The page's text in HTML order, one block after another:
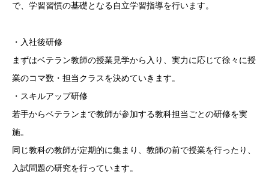
で、学習習慣の基礎となる自立学習指導を行います。
・入社後研修
まずはベテラン教師の授業見学から入り、実力に応じて徐々に授
業のコマ数・担当クラスを決めていきます。
・スキルアップ研修
若手からベテランまで教師が参加する教科担当ごとの研修を実
施。
同じ教科の教師が定期的に集まり、教師の前で授業を行ったり、
入試問題の研究を行っています。